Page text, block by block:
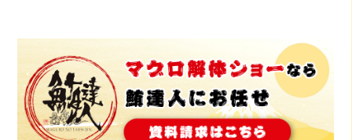
ただきます法人様です